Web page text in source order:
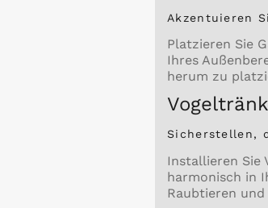
Akzentuieren
Platzieren Sie
Ihres
herum zu
Sicherstellen,
Installieren Sie
harmonisch in
Raubtieren